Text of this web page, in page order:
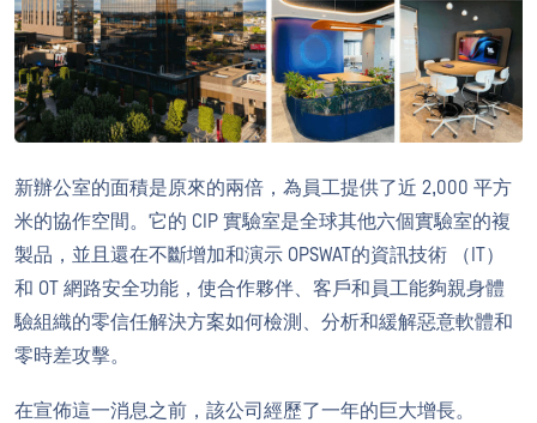
新辦公室的面積是原來的兩倍，為員工提供了近 2,000 平方
米的協作空間。它的 CIP 實驗室是全球其他六個實驗室的複
製品，並且還在不斷增加和演示 OPSWAT的資訊技術 （IT）
和 OT 網路安全功能，使合作夥伴、客戶和員工能夠親身體
驗組織的零信任解決方案如何檢測、分析和緩解惡意軟體和
零時差攻擊。
在宣佈這一消息之前，該公司經歷了一年的巨大增長。